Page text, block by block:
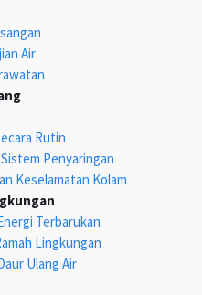
Air
Rutin
Penyaringan
Keselamatan Kolam
Terbarukan
Lingkungan
Ulang Air